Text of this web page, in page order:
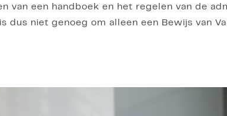
van een handboek en het regelen van de
dus niet genoeg om alleen een Bewijs van